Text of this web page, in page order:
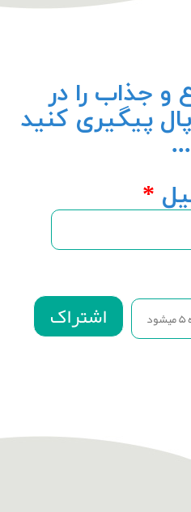
و جذاب را در
پیگیری کنید
...
*